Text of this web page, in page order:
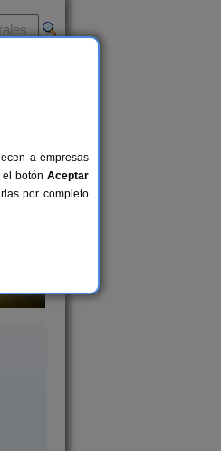
a empresas
botón Aceptar
por completo